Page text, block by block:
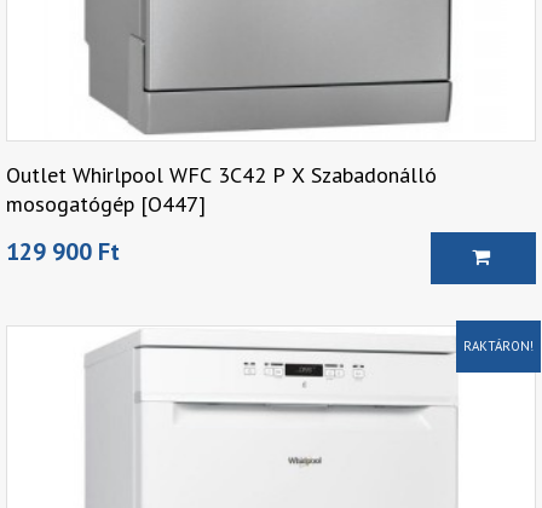
Outlet Whirlpool WFC 3C42 P X Szabadonálló
mosogatógép [O447]
129 900 Ft
RAKTÁRON!